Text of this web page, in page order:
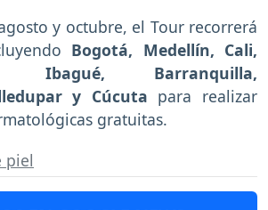
y octubre, el Tour recorrerá
Bogotá, Medellín, Cali,
Ibagué, Barranquilla,
y Cúcuta para realizar
gratuitas.
piel